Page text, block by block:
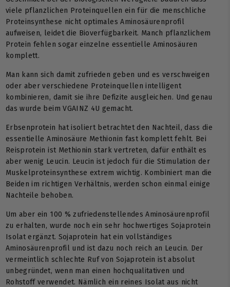
viele pflanzlichen Proteinquellen ein für die menschliche
Proteinsynthese nicht optimales Aminosäurenprofil
aufweisen, leidet die Bioverfügbarkeit. Manch pflanzlichem
Protein fehlen sogar einzelne essentielle Aminosäuren
komplett.
Man kann sich damit zufrieden geben und es verschweigen
oder aber verschiedene Proteinquellen intelligent
kombinieren, damit sie ihre Defizite ausgleichen. Und genau
das wurde beim VGAINZ 4U gemacht.
Erbsenprotein hat isoliert betrachtet den Nachteil, dass die
essentielle Aminosäure Methionin fast komplett fehlt. Bei
Reisprotein ist Methionin stark vertreten, dafür enthält es
aber wenig Leucin. Leucin ist jedoch für die Stimulation der
Muskelproteinsynthese extrem wichtig. Kombiniert man die
Beiden im richtigen Verhältnis, werden schon einmal einige
Nachteile behoben.
Um aber ein 100 % zufriedenstellendes Aminosäurenprofil
zu erhalten, wurde noch ein sehr hochwertiges Sojaprotein
Isolat ergänzt. Sojaprotein hat ein vollständiges
Aminosäurenprofil und ist dazu noch reich an Leucin. Der
vermeintlich schlechte Ruf von Sojaprotein ist absolut
unbegründet, wenn man einen hochqualitativen und
Rohstoff verwendet. Nämlich ein reines Isolat aus nicht